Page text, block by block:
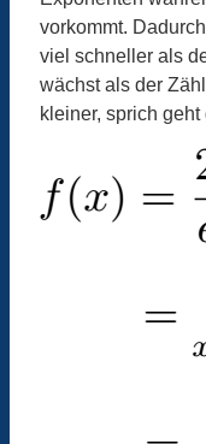
vorkommt.
viel schneller als
wächst als der
kleiner, sprich geht